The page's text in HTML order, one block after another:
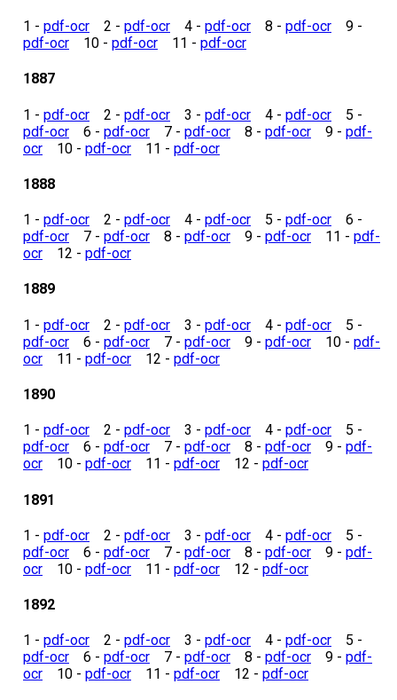
1 - pdf-ocr 2 - pdf-ocr 4 - pdf-ocr 8 - pdf-ocr 9 -
pdf-ocr 10 - pdf-ocr 11 - pdf-ocr
1887
1 - pdf-ocr 2 - pdf-ocr 3 - pdf-ocr 4 - pdf-ocr 5 -
pdf-ocr 6 - pdf-ocr 7 - pdf-ocr 8 - pdf-ocr 9 - pdf-
ocr 10 - pdf-ocr 11 - pdf-ocr
1888
1 - pdf-ocr 2 - pdf-ocr 4 - pdf-ocr 5 - pdf-ocr 6 -
pdf-ocr 7 - pdf-ocr 8 - pdf-ocr 9 - pdf-ocr 11 - pdf-
ocr 12 - pdf-ocr
1889
1 - pdf-ocr 2 - pdf-ocr 3 - pdf-ocr 4 - pdf-ocr 5 -
pdf-ocr 6 - pdf-ocr 7 - pdf-ocr 9 - pdf-ocr 10 - pdf-
ocr 11 - pdf-ocr 12 - pdf-ocr
1890
1 - pdf-ocr 2 - pdf-ocr 3 - pdf-ocr 4 - pdf-ocr 5 -
pdf-ocr 6 - pdf-ocr 7 - pdf-ocr 8 - pdf-ocr 9 - pdf-
ocr 10 - pdf-ocr 11 - pdf-ocr 12 - pdf-ocr
1891
1 - pdf-ocr 2 - pdf-ocr 3 - pdf-ocr 4 - pdf-ocr 5 -
pdf-ocr 6 - pdf-ocr 7 - pdf-ocr 8 - pdf-ocr 9 - pdf-
ocr 10 - pdf-ocr 11 - pdf-ocr 12 - pdf-ocr
1892
1 - pdf-ocr 2 - pdf-ocr 3 - pdf-ocr 4 - pdf-ocr 5 -
pdf-ocr 6 - pdf-ocr 7 - pdf-ocr 8 - pdf-ocr 9 - pdf-
ocr 10 - pdf-ocr 11 - pdf-ocr 12 - pdf-ocr